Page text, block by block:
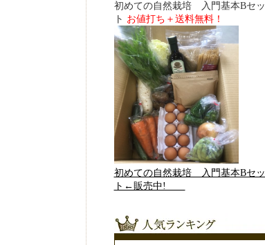
初めての自然栽培 入門基本Bセッ
ト お値打ち＋送料無料！
初めての自然栽培 入門基本Bセッ
ト←販売中!